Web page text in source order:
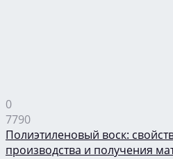
0
7790
Полиэтиленовый воск:
производства и получения